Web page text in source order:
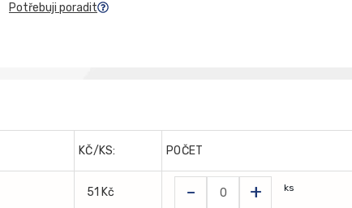
Potřebuji poradit
KČ/KS: POČET
51 Kč - + ks